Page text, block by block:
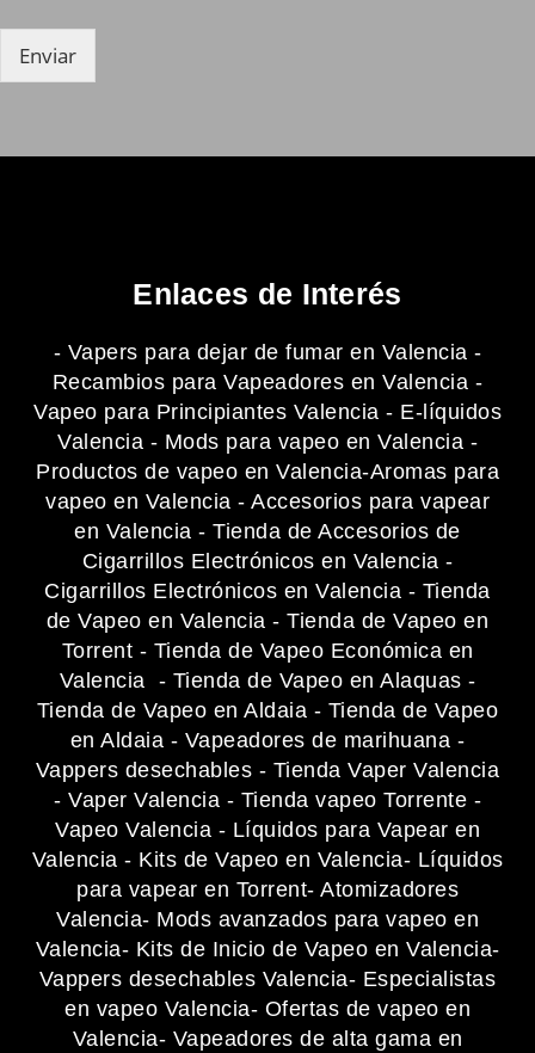
n
s
l
Enviar
Enlaces de Interés
- Vapers para dejar de fumar en Valencia -
Recambios para Vapeadores en Valencia -
Vapeo para Principiantes Valencia - E-líquidos
Valencia - Mods para vapeo en Valencia -
Productos de vapeo en Valencia-Aromas para
vapeo en Valencia - Accesorios para vapear
en Valencia -Tienda de Accesorios de
Cigarrillos Electrónicos en Valencia -
Cigarrillos Electrónicos en Valencia - Tienda
de Vapeo en Valencia -Tienda de Vapeo en
Torrent - Tienda de Vapeo Económica en
Valencia - Tienda de Vapeo en Alaquas -
Tienda de Vapeo en Aldaia - Tienda de Vapeo
en Aldaia - Vapeadores de marihuana -
Vappers desechables - Tienda Vaper Valencia
- Vaper Valencia - Tienda vapeo Torrente -
Vapeo Valencia - Líquidos para Vapear en
Valencia - Kits de Vapeo en Valencia- Líquidos
para vapear en Torrent- Atomizadores
Valencia- Mods avanzados para vapeo en
Valencia- Kits de Inicio de Vapeo en Valencia-
Vappers desechables Valencia- Especialistas
en vapeo Valencia- Ofertas de vapeo en
Valencia- Vapeadores de alta gama en